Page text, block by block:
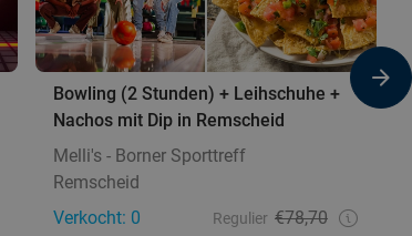
Bowling (2 Stunden) + Leihschuhe +
Nachos mit Dip in Remscheid
Melli's - Borner Sporttreff
Remscheid
Verkocht: 0
Regulier €78,70